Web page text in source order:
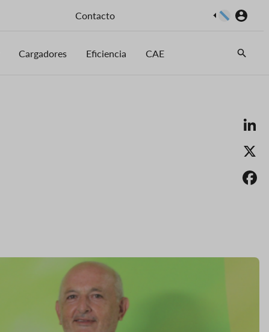
Contacto Imaxe
Cargadores Eficiencia CAE